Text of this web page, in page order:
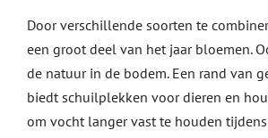
Door verschillende soorten te
een groot deel van het jaar bloemen.
de natuur in de bodem. Een rand van
biedt schuilplekken voor dieren en
om vocht langer vast te houden